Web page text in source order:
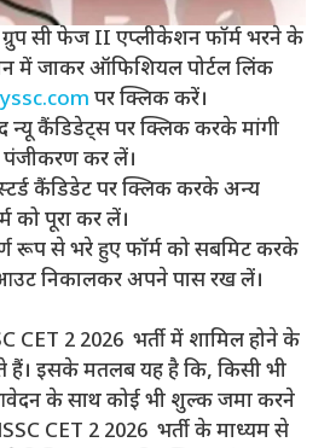
ग्रुप सी फेज II एप्लीकेशन फॉर्म भरने के
में जाकर ऑफिशियल पोर्टल लिंक
पर क्लिक करें।
न्यू कैंडिडेट्स पर क्लिक करके मांगी
कर लें।
कैंडिडेट पर क्लिक करके अन्य
को पूरा कर लें।
रूप से भरे हुए फॉर्म को सबमिट करके
निकालकर अपने पास रख लें।
CET 2 2026 भर्ती में शामिल होने के
हैं। इसके मतलब यह है कि, किसी भी
के साथ कोई भी शुल्क जमा करने
CET 2 2026 भर्ती के माध्यम से